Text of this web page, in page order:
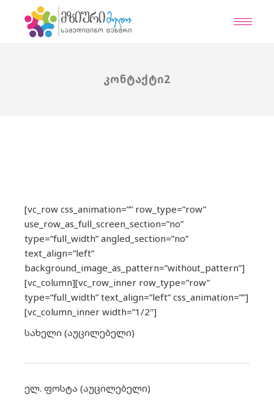
content
ᲙᲝᲜᲢᲐᲥᲢᲘ2
[vc_row css_animation=”” row_type=”row”
use_row_as_full_screen_section=”no”
type=”full_width” angled_section=”no”
text_align=”left”
background_image_as_pattern=”without_pattern”]
[vc_column][vc_row_inner row_type=”row”
type=”full_width” text_align=”left” css_animation=””]
[vc_column_inner width=”1/2″]
სახელი (აუცილებელი)
ელ. ფოსტა (აუცილებელი)